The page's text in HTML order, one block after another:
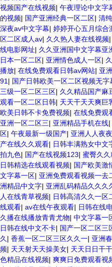
视频国产在线视频| 午夜理论中文字
的视频| 国产亚洲经典一区二区| 清
深夜av中文字幕| 婷婷开心五月综合
区二区成人av| 久久热人妻在线视频|
线电影网址| 久久亚洲国中文字幕亚
日本一区二区| 亚洲情色成人一区|
播放| 在线免费观看日韩av网站| 亚
91 | 国产日韩欧美一区二区视频无字
三级一区二区三区| 久久精品国产麻
观看一区二区日韩| 天天干天天爽巨
欧美日韩不卡免费视频| 在线免费观
亚洲一区二区三| 亚洲精品手机在线|
区| 午夜最新一级国产| 亚洲人人夜
产在线久久观看| 日韩丰满熟女中文
拍九色| 国产在线视频123| 蜜臀久
日韩精选在线观看视频| 国产欧美激
文字幕一区| 亚洲免费观看视频一去
洲精品中文字| 亚洲乱码精品久久久
人在线青草视频| 日韩高清久久一区
线观看| av在线午夜观看| 日韩在线
久播在线播放青青尤物| 中文字幕一
日韩在线中文不卡| 国产一区二区三
久 | 香蕉一区二区三区久久一| 亚洲
频| 天天射天天操美女| 天天日日干
色精品在线视频| 爽爽日免费观看视